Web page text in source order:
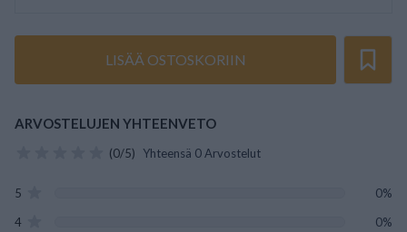
LISÄÄ OSTOSKORIIN
ARVOSTELUJEN YHTEENVETO
(0/5) Yhteensä 0 Arvostelut
5
0%
4
0%